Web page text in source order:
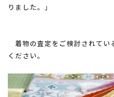
りまし
着物の査定をご検討されてい
ください。